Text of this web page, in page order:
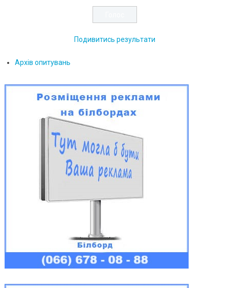
Подивитись результати
Архів опитувань